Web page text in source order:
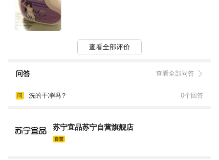
查看全部评价
问答 查看全部问答
问 洗的干净吗？ 0个回答
苏宁宜品苏宁自营旗舰店